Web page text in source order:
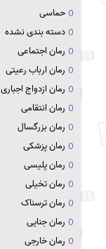
حماسی
دسته بندی نشده
رمان اجتماعی
رمان ارباب رعیتی
رمان ازدواج اجباری
رمان انتقامی
رمان بزرگسال
رمان پزشکی
رمان پلیسی
رمان تخیلی
رمان ترسناک
رمان جنایی
رمان خارجی